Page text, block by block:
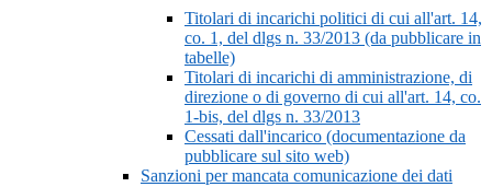
Titolari di incarichi politici di cui all'art. 14,
co. 1, del dlgs n. 33/2013 (da pubblicare in
tabelle)
Titolari di incarichi di amministrazione, di
direzione o di governo di cui all'art. 14, co.
1-bis, del dlgs n. 33/2013
Cessati dall'incarico (documentazione da
pubblicare sul sito web)
Sanzioni per mancata comunicazione dei dati